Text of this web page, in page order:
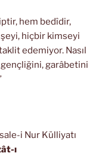
hem bedîdir,
hiçbir kimseyi
edemiyor. Nasıl
garâbetini
i Nur Külliyatı
ı